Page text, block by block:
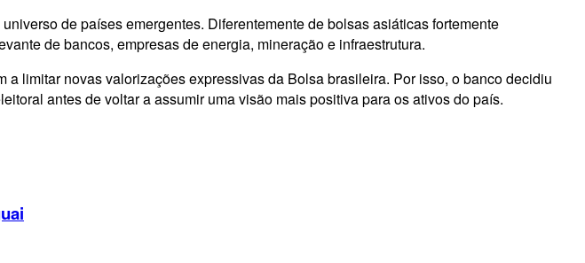
de países emergentes. Diferentemente de bolsas asiáticas fortemente
de bancos, empresas de energia, mineração e infraestrutura.
limitar novas valorizações expressivas da Bolsa brasileira. Por isso, o banco decidiu
antes de voltar a assumir uma visão mais positiva para os ativos do país.